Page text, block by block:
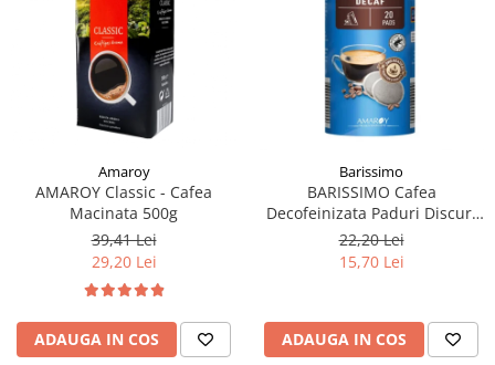
Amaroy
AMAROY Classic - Cafea
Macinata 500g
39,41 Lei
29,20 Lei
ADAUGA IN COS
Barissimo
BARISSIMO Cafea
Decofeinizata Paduri Discuri
Senseo 62mm Monodoze
20buc - 140g
22,20 Lei
15,70 Lei
ADAUGA IN COS